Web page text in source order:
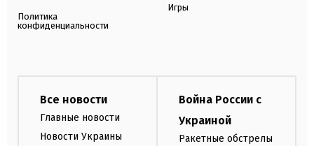
Политика
конфиденциальности
Игры
Все новости
Главные новости
Новости Украины
Война России с
Украиной
Ракетные обстрелы